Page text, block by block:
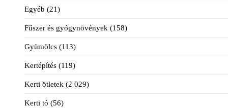
Egyéb (21)
Fűszer és gyógynövények (158)
Gyümölcs (113)
Kertépítés (119)
Kerti ötletek (2 029)
Kerti tó (56)